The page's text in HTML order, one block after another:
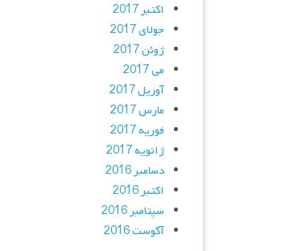
اکتبر 2017
جولای 2017
ژوئن 2017
می 2017
آوریل 2017
مارس 2017
فوریه 2017
ژانویه 2017
دسامبر 2016
اکتبر 2016
سپتامبر 2016
آگوست 2016